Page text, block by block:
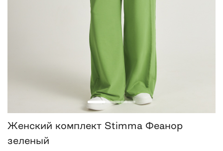
Женский комплект Stimma Феанор
зеленый